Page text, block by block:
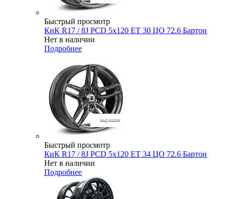
Быстрый просмотр
КиК R17 / 8J PCD 5x120 ЕТ 30 ЦО 72.6 Бартон
Нет в наличии
Подробнее
Быстрый просмотр
КиК R17 / 8J PCD 5x120 ЕТ 34 ЦО 72.6 Бартон
Нет в наличии
Подробнее